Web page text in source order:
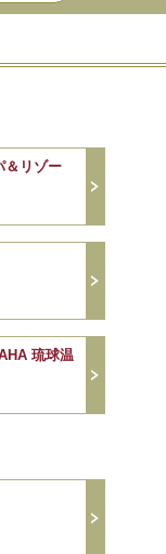
＆リゾー
琉球温